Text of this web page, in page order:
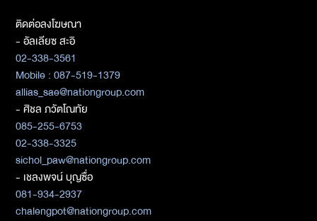
ติดต่อลงโฆษณา
- อัลเลียซ สะอิ
02-338-3561
Mobile : 087-519-1379
allias_sae@nationgroup.com
- ศิชล ภวัตโณทัย
085-255-6753
02-338-3325
sichol_paw@nationgroup.com
- เชลงพจน์ บุญซื่อ
081-934-2937
chalengpot@nationgroup.com